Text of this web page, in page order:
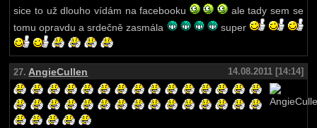
sice to už dlouho vídám na facebooku
ale tady sem se
tomu opravdu a srdečně zasmála
super
27. AngieCullen 14.08.2011 [14:14]